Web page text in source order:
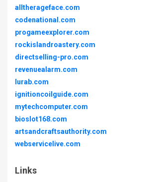
alltherageface.com
codenational.com
progameexplorer.com
rockislandroastery.com
directselling-pro.com
revenuealarm.com
lurab.com
ignitioncoilguide.com
mytechcomputer.com
bioslot168.com
artsandcraftsauthority.com
webservicelive.com
Links